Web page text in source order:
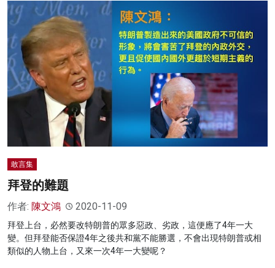
敢言集
拜登的難題
作者: 陳文鴻 2020-11-09
拜登上台，必然要改特朗普的眾多惡政、劣政，這便應了4年一大
變。但拜登能否保證4年之後共和黨不能勝選，不會出現特朗普或相
類似的人物上台，又來一次4年一大變呢？